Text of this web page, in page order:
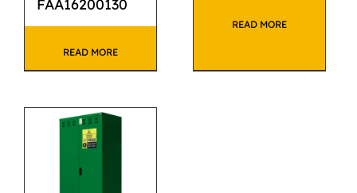
FAA16200130
READ MORE
READ MORE